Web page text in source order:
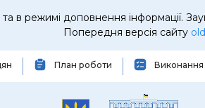
в режимі доповнення інформації.
Попередня версія сайту
План роботи Виконання